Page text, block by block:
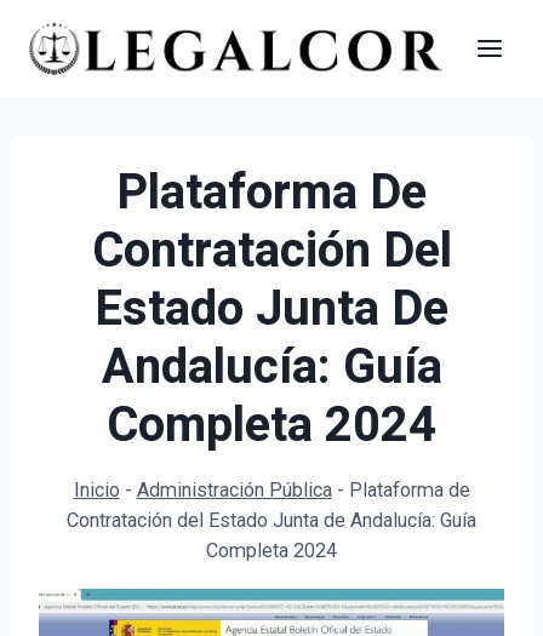
Saltar
Plataforma De
Contratación Del
Estado Junta De
Andalucía: Guía
Completa 2024
Inicio - Administración Pública- Plataforma de
Contratación del Estado Junta de Andalucía: Guía
Completa 2024